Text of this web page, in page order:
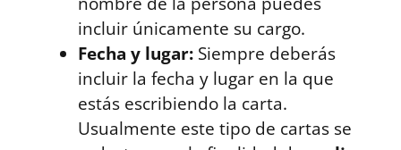
incluir únicamente su cargo.
Fecha y lugar: Siempre deberás
incluir la fecha y lugar en la que
estás escribiendo la carta.
Usualmente este tipo de cartas se